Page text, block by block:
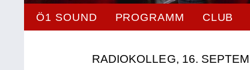
Ö1 SOUND PROGRAMM CLUB
RADIOKOLLEG, 16.